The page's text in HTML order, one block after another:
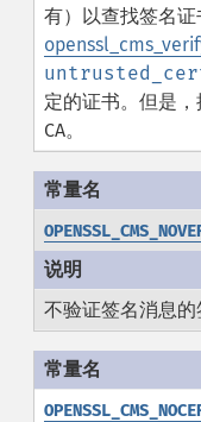
有）以查找签名
定的证书。但是
CA。
不验证签名消息的